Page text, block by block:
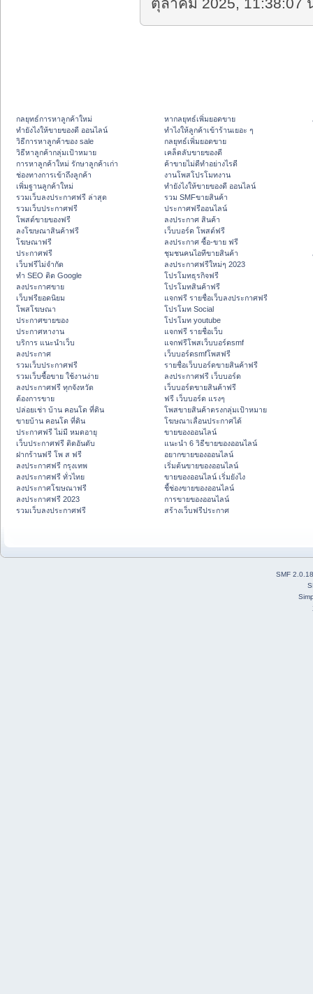
ตุลาคม 2025, 11:38:07
กลยุทธ์การหาลูกค้าใหม่
ทํายังไงให้ขายของดี ออนไลน์
วิธีการหาลูกค้าของ sale
วิธีหาลูกค้ากลุ่มเป้าหมาย
การหาลูกค้าใหม่ รักษาลูกค้าเก่า
ช่องทางการเข้าถึงลูกค้า
เพิ่มฐานลูกค้าใหม่
รวมเว็บลงประกาศฟรี ล่าสุด
รวมเว็บประกาศฟรี
โพสต์ขายของฟรี
ลงโฆษณาสินค้าฟรี
โฆษณาฟรี
ประกาศฟรี
เว็บฟรีไม่จำกัด
ทำ SEO ติด Google
ลงประกาศขาย
เว็บฟรียอดนิยม
โพสโฆษณา
ประกาศขายของ
ประกาศหางาน
บริการ แนะนำเว็บ
ลงประกาศ
รวมเว็บประกาศฟรี
รวมเว็บซื้อขาย ใช้งานง่าย
ลงประกาศฟรี ทุกจังหวัด
ต้องการขาย
ปล่อยเช่า บ้าน คอนโด ที่ดิน
ขายบ้าน คอนโด ที่ดิน
ประกาศฟรี ไม่มี หมดอายุ
เว็บประกาศฟรี ติดอันดับ
ฝากร้านฟรี โพ ส ฟรี
ลงประกาศฟรี กรุงเทพ
ลงประกาศฟรี ทั่วไทย
ลงประกาศโฆษณาฟรี
ลงประกาศฟรี 2023
รวมเว็บลงประกาศฟรี
หากลยุทธ์เพิ่มยอดขาย
ทําไงให้ลูกค้าเข้าร้านเยอะ ๆ
กลยุทธ์เพิ่มยอดขาย
เคล็ดลับขายของดี
ค้าขายไม่ดีทำอย่างไรดี
งานโพสโปรโมทงาน
ทํายังไงให้ขายของดี ออนไลน์
รวม SMFขายสินค้า
ประกาศฟรีออนไลน์
ลงประกาศ สินค้า
เว็บบอร์ด โพสต์ฟรี
ลงประกาศ ซื้อ-ขาย ฟรี
ชุมชนคนไอทีขายสินค้า
ลงประกาศฟรีใหม่ๆ 2023
โปรโมทธุรกิจฟรี
โปรโมทสินค้าฟรี
แจกฟรี รายชื่อเว็บลงประกาศฟรี
โปรโมท Social
โปรโมท youtube
แจกฟรี รายชื่อเว็บ
แจกฟรีโพสเว็บบอร์ดsmf
เว็บบอร์ดsmfโพสฟรี
รายชื่อเว็บบอร์ดขายสินค้าฟรี
ลงประกาศฟรี เว็บบอร์ด
เว็บบอร์ดขายสินค้าฟรี
ฟรี เว็บบอร์ด แรงๆ
โพสขายสินค้าตรงกลุ่มเป้าหมาย
โฆษณาเลื่อนประกาศได้
ขายของออนไลน์
แนะนำ 6 วิธีขายของออนไลน์
อยากขายของออนไลน์
เริ่มต้นขายของออนไลน์
ขายของออนไลน์ เริ่มยังไง
ชี้ช่องขายของออนไลน์
การขายของออนไลน์
สร้างเว็บฟรีประกาศ
SMF 2.0.18